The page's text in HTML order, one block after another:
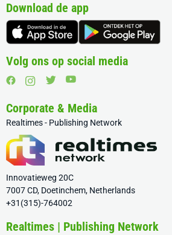
Download de app
Volg ons op social media
Corporate & Media
Realtimes - Publishing Network
Innovatieweg 20C
7007 CD, Doetinchem, Netherlands
+31(315)-764002
Realtimes | Publishing Network